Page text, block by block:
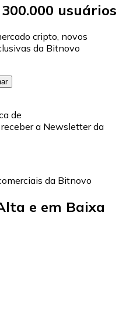
usuários
cripto, novos
da Bitnovo
de
a Newsletter da
da Bitnovo
e em Baixa